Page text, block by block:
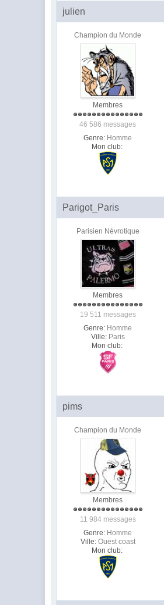
julien
Champion du Monde
Membres
46 586 messages
Genre: Homme
Mon club:
Parigot_Paris
Parisien Névrotique
Membres
19 511 messages
Genre: Homme
Ville: Paris
Mon club:
pims
Champion du Monde
Membres
11 984 messages
Genre: Homme
Ville: Ouest coast
Mon club: